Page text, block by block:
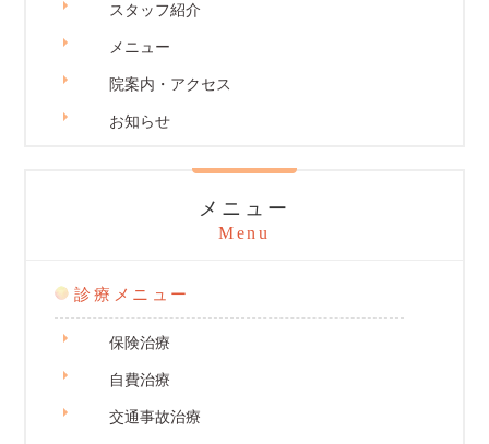
スタッフ紹介
メニュー
院案内・アクセス
お知らせ
メニュー
Menu
診療メニュー
保険治療
自費治療
交通事故治療